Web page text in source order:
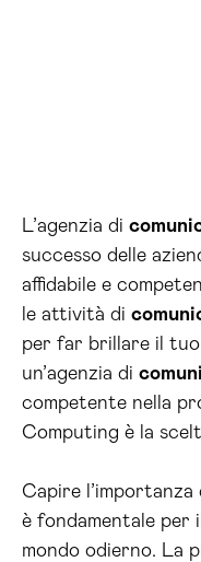
L’agenzia di
successo delle
affidabile e
le attività di
per far brillare il
un’agenzia di
competente nella
Computing è la
Capire l’importanza
è fondamentale per
mondo odierno. La